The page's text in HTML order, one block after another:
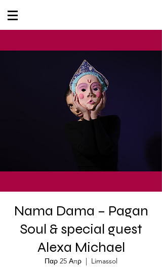
Nama Dama – Pagan
Soul & special guest
Alexa Michael
Παρ 25 Απρ
  |
Limassol